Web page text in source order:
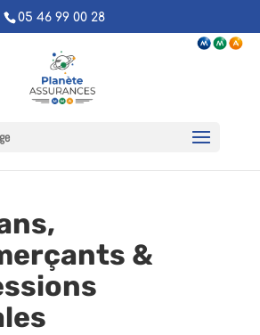
05 46 99 00 28
&